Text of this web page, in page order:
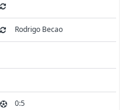
Rodrigo Becao
0:5